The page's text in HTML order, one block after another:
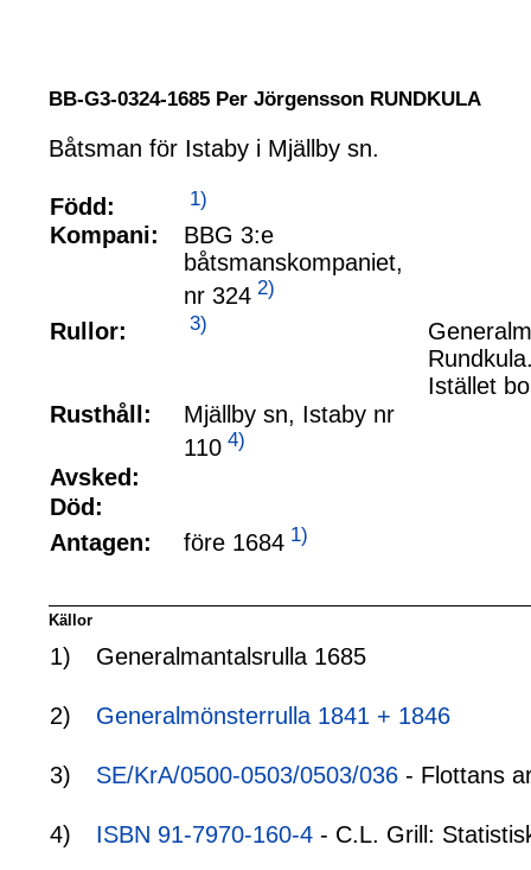
BB-G3-0324-1685 Per Jörgensson RUNDKULA
Båtsman för Istaby i Mjällby sn.
Född: 1)
Kompani:
BBG 3:e
båtsmanskompaniet,
nr 324 2)
Rullor: 3)
Istället
Rusthåll:
Mjällby sn, Istaby nr
110 4)
Avsked:
Död:
Antagen:
före 1684 1)
Källor
1) Generalmantalsrulla 1685
2) Generalmönsterrulla 1841 + 1846
3) SE/KrA/0500-0503/0503/036 - Flottans
4) ISBN 91-7970-160-4 - C.L. Grill: